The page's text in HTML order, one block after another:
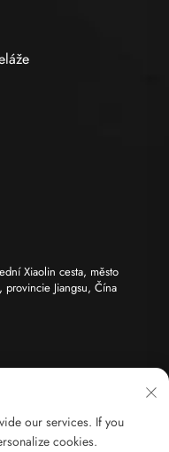
Xiaolin cesta, město
provincie Jiangsu, Čína
our services. If you
cookies.